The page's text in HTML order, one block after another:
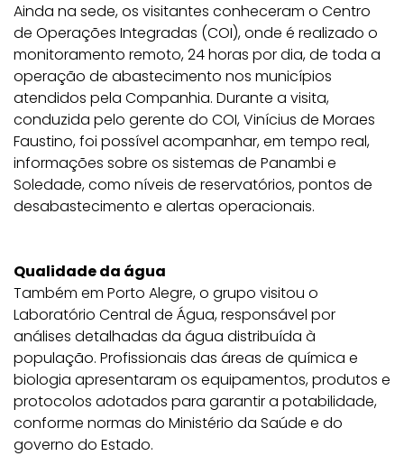
Ainda na sede, os visitantes conheceram o Centro
de Operações Integradas (COI), onde é realizado o
monitoramento remoto, 24 horas por dia, de toda a
operação de abastecimento nos municípios
atendidos pela Companhia. Durante a visita,
conduzida pelo gerente do COI, Vinícius de Moraes
Faustino, foi possível acompanhar, em tempo real,
informações sobre os sistemas de Panambi e
Soledade, como níveis de reservatórios, pontos de
desabastecimento e alertas operacionais.
Qualidade da água
Também em Porto Alegre, o grupo visitou o
Laboratório Central de Água, responsável por
análises detalhadas da água distribuída à
população. Profissionais das áreas de química e
biologia apresentaram os equipamentos, produtos e
protocolos adotados para garantir a potabilidade,
conforme normas do Ministério da Saúde e do
governo do Estado.